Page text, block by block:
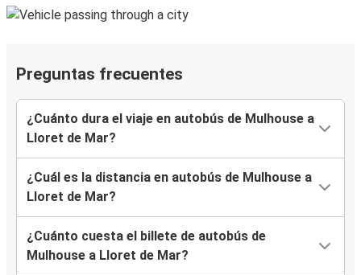
Preguntas frecuentes
¿Cuánto dura el viaje en autobús de Mulhouse a
Lloret de Mar?
¿Cuál es la distancia en autobús de Mulhouse a
Lloret de Mar?
¿Cuánto cuesta el billete de autobús de
Mulhouse a Lloret de Mar?